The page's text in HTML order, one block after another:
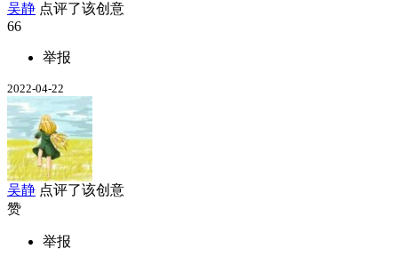
吴静 点评了该创意
66
举报
2022-04-22
吴静 点评了该创意
赞
举报